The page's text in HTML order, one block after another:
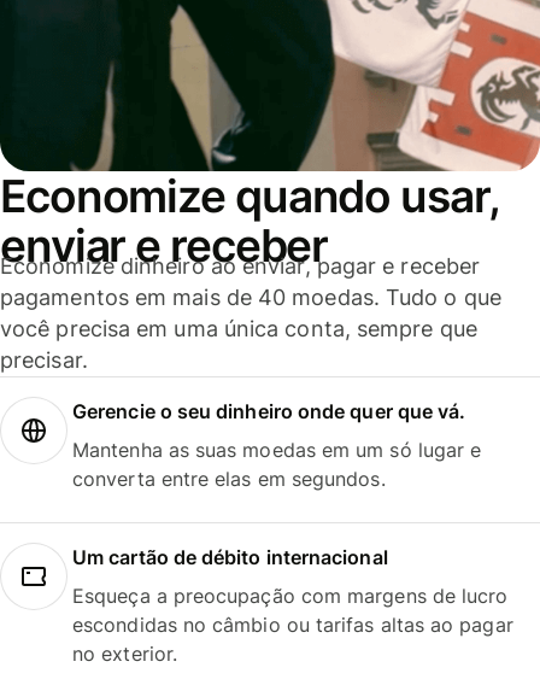
Economize quando usar,
enviar e receber
Economize dinheiro ao enviar, pagar e receber
pagamentos em mais de 40 moedas. Tudo o que
você precisa em uma única conta, sempre que
precisar.
Gerencie o seu dinheiro onde quer que vá.
Mantenha as suas moedas em um só lugar e
converta entre elas em segundos.
Um cartão de débito internacional
Esqueça a preocupação com margens de lucro
escondidas no câmbio ou tarifas altas ao pagar
no exterior.